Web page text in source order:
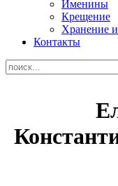
Именины
Крещение
Хранение
Контакты